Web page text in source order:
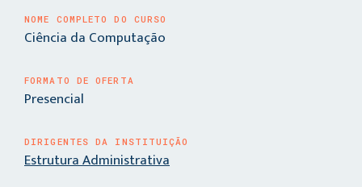
NOME COMPLETO DO CURSO
Ciência da Computação
FORMATO DE OFERTA
Presencial
DIRIGENTES DA INSTITUIÇÃO
Estrutura Administrativa